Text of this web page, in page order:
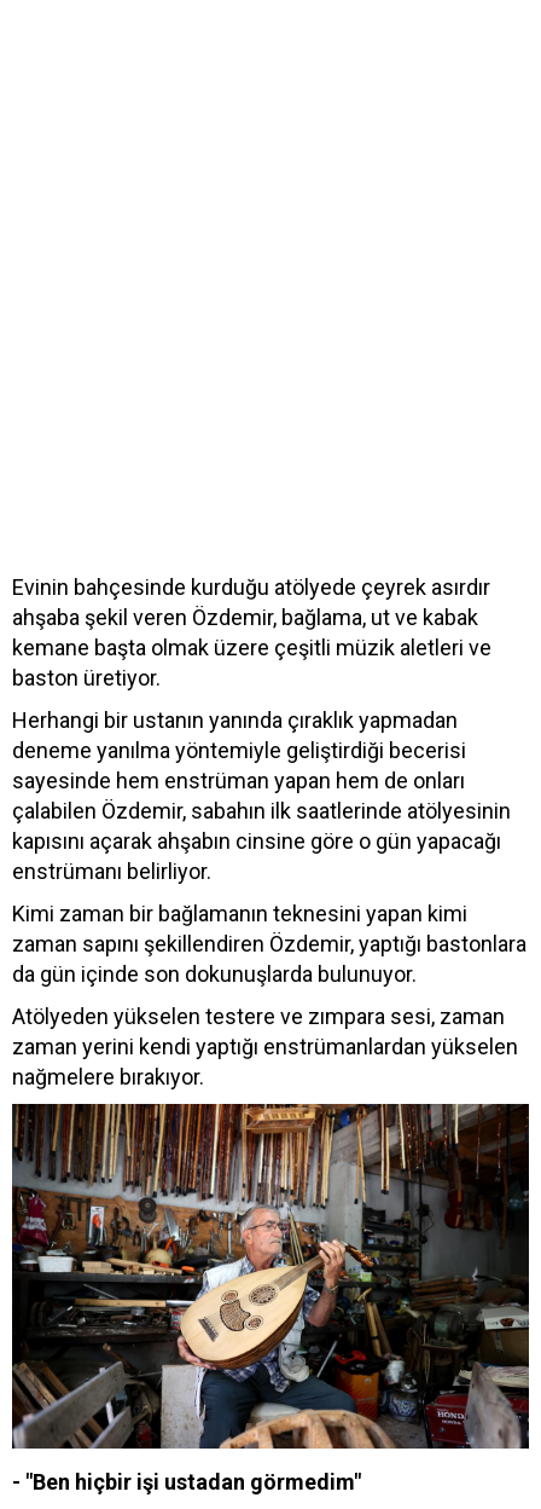
Evinin bahçesinde kurduğu atölyede çeyrek asırdır
ahşaba şekil veren Özdemir, bağlama, ut ve kabak
kemane başta olmak üzere çeşitli müzik aletleri ve
baston üretiyor.
Herhangi bir ustanın yanında çıraklık yapmadan
deneme yanılma yöntemiyle geliştirdiği becerisi
sayesinde hem enstrüman yapan hem de onları
çalabilen Özdemir, sabahın ilk saatlerinde atölyesinin
kapısını açarak ahşabın cinsine göre o gün yapacağı
enstrümanı belirliyor.
Kimi zaman bir bağlamanın teknesini yapan kimi
zaman sapını şekillendiren Özdemir, yaptığı bastonlara
da gün içinde son dokunuşlarda bulunuyor.
Atölyeden yükselen testere ve zımpara sesi, zaman
zaman yerini kendi yaptığı enstrümanlardan yükselen
nağmelere bırakıyor.
- "Ben hiçbir işi ustadan görmedim"